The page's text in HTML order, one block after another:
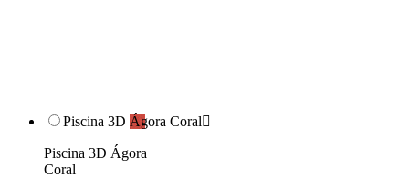
Piscina 3D Ágora Coral
Piscina 3D Ágora
Coral